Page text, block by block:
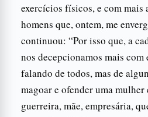
exercícios físicos, e com mais
homens que, ontem, me
continuou: “Por isso que, a
nos decepcionamos mais com
falando de todos, mas de
magoar e ofender uma
guerreira, mãe, empresária,